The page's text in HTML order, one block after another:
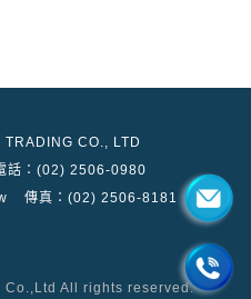
TRADING CO., LTD
話：(02) 2506-0980
傳真：(02) 2506-8181
All rights reserved.